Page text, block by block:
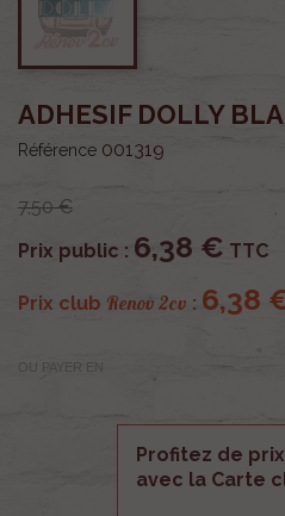
ADHESIF DOLLY
Référence 001319
7,50 €
Prix public : 6,38 € TTC
Prix club Renov 2cv : 6,38
Profitez de
avec la Carte